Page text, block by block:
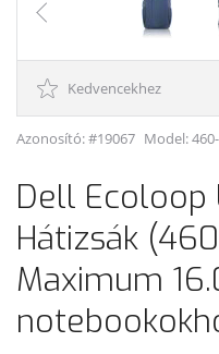
Kedvencekhez
Azonosító: #19067 Model:
Dell Ecoloop
Hátizsák
Maximum